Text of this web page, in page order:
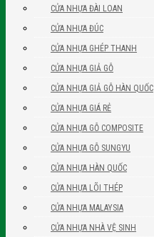
CỬA NHỰA ĐÀI LOAN
CỬA NHỰA ĐÚC
CỬA NHỰA GHÉP THANH
CỬA NHỰA GIẢ GỖ
CỬA NHỰA GIẢ GỖ HÀN QUỐC
CỬA NHỰA GIÁ RẺ
CỬA NHỰA GỖ COMPOSITE
CỬA NHỰA GỖ SUNGYU
CỬA NHỰA HÀN QUỐC
CỬA NHỰA LÕI THÉP
CỬA NHỰA MALAYSIA
CỬA NHỰA NHÀ VỆ SINH